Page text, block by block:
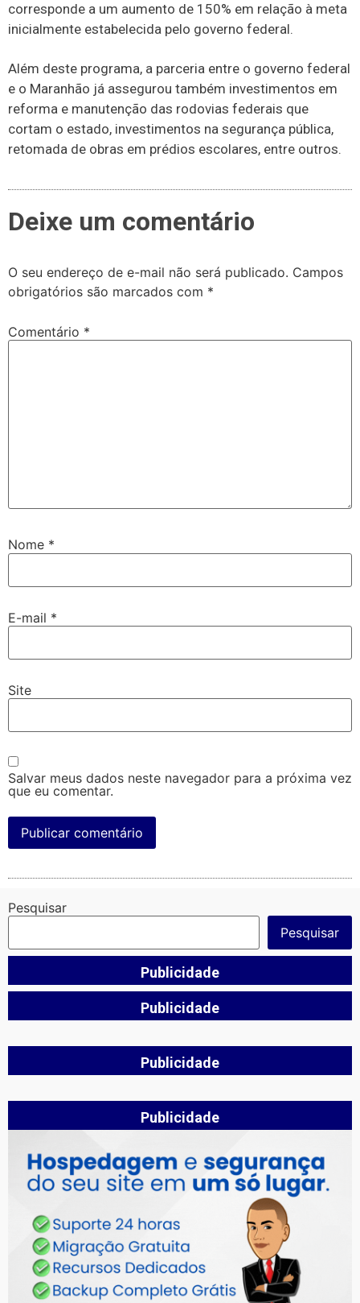
corresponde a um aumento de 150% em relação à meta
inicialmente estabelecida pelo governo federal.
Além deste programa, a parceria entre o governo federal
e o Maranhão já assegurou também investimentos em
reforma e manutenção das rodovias federais que
cortam o estado, investimentos na segurança pública,
retomada de obras em prédios escolares, entre outros.
Deixe um comentário
O seu endereço de e-mail não será publicado. Campos
obrigatórios são marcados com *
Comentário *
Nome *
E-mail *
Site
Salvar meus dados neste navegador para a próxima vez
que eu comentar.
Pesquisar
Pesquisar
Publicidade
Publicidade
Publicidade
Publicidade